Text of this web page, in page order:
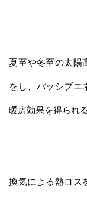
夏至や冬至の太陽
をし、パッシブエ
暖房効果を得られ
換気による熱ロス